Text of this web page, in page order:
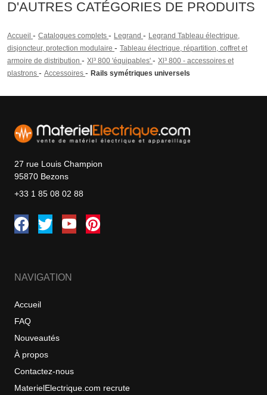
D'AUTRES CATÉGORIES DE PRODUITS
Accueil - Catalogues complets - Legrand - Legrand Tableau électrique,
disjoncteur, protection modulaire - Tableau électrique, répartition, coffret et
armoire de distribution - Xl³ 800 'équipables' - Xl³ 800 - accessoires et
plastrons - Accessoires - Rails symétriques universels
27 rue Louis Champion
95870 Bezons
+33 1 85 08 02 88
NAVIGATION
Accueil
FAQ
Nouveautés
À propos
Contactez-nous
MaterielElectrique.com recrute